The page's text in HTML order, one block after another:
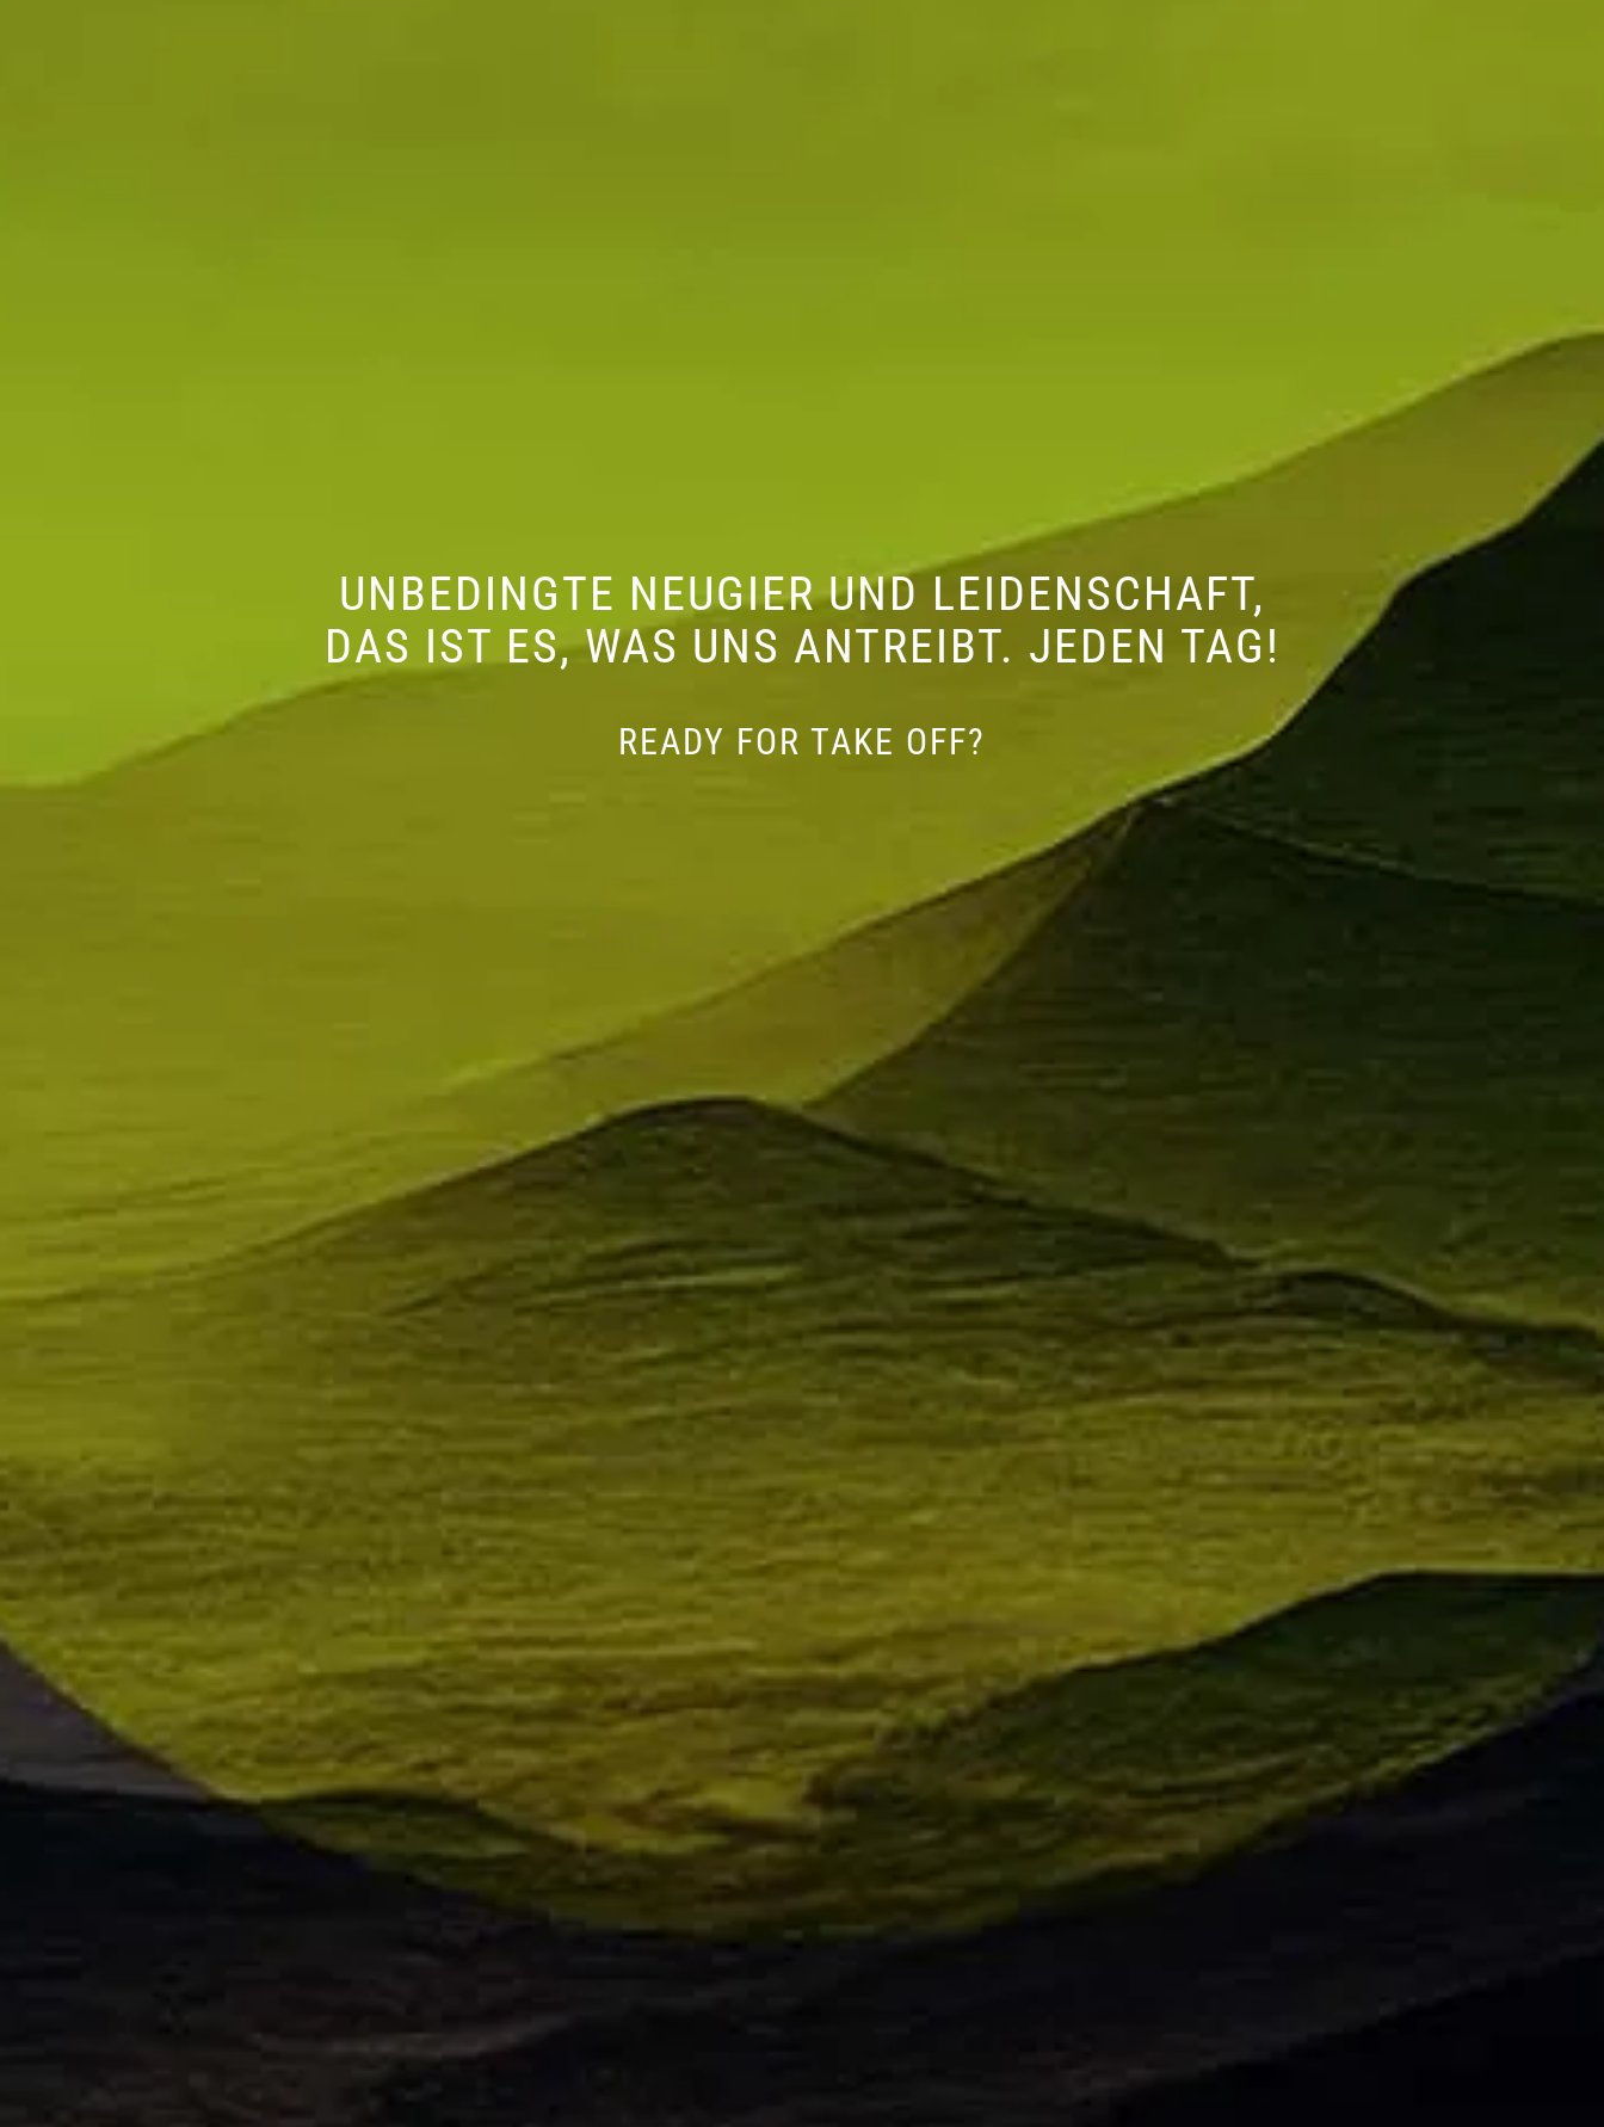
UNBEDINGTE NEUGIER UND LEIDENSCHAFT,
DAS IST ES, WAS UNS ANTREIBT. JEDEN TAG!
READY FOR TAKE OFF?